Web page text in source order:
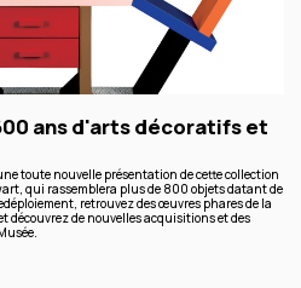
ans d'arts décoratifs et
toute nouvelle présentation de cette collection
qui rassemblera plus de 800 objets datant de
retrouvez des œuvres phares de la
découvrez de nouvelles acquisitions et des